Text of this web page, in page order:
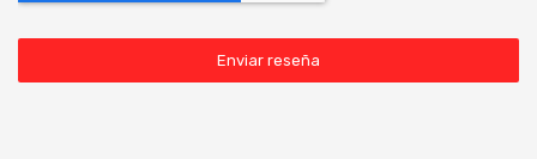
Enviar reseña